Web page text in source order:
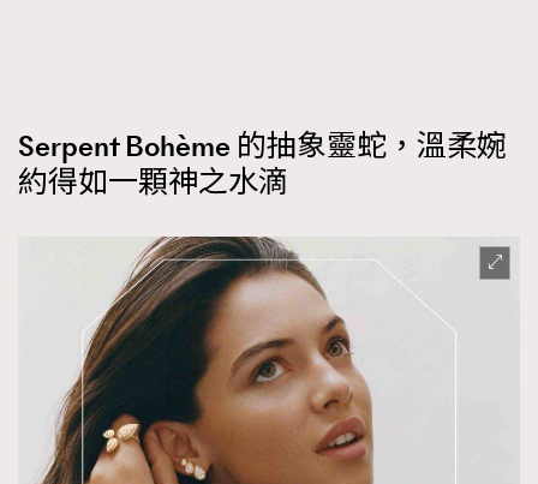
Serpent Bohème 的抽象靈蛇，溫柔婉
約得如一顆神之水滴